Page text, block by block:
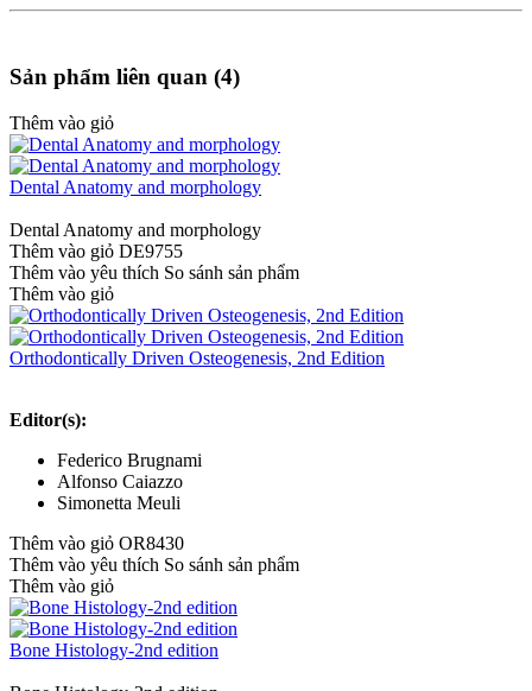
Sản phẩm liên quan (4)
Thêm vào giỏ
Dental Anatomy and morphology
Dental Anatomy and morphology
Thêm vào giỏ DE9755
Thêm vào yêu thích So sánh sản phẩm
Thêm vào giỏ
Orthodontically Driven Osteogenesis, 2nd Edition
Editor(s):
Federico Brugnami
Alfonso Caiazzo
Simonetta Meuli
Thêm vào giỏ OR8430
Thêm vào yêu thích So sánh sản phẩm
Thêm vào giỏ
Bone Histology-2nd edition